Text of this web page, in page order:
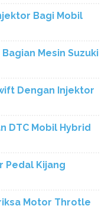
Bagi Mobil
Mesin Suzuki
Dengan Injektor
DTC Mobil Hybrid
Pedal Kijang
Motor Throtle